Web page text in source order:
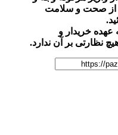
و سلامت
خریدار و
بر آن ندارد.